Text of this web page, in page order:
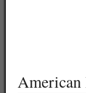
American